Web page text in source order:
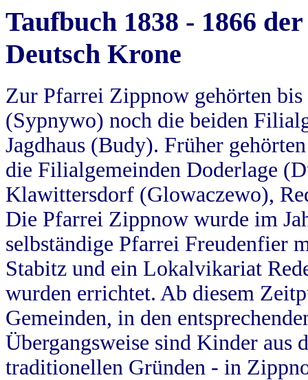
Taufbuch 1838 - 1866
Deutsch Krone
Zur Pfarrei Zippnow gehörten
(Sypnywo) noch die beiden
Jagdhaus (Budy). Früher
die Filialgemeinden Doderlage
Klawittersdorf (Glowaczewo),
Die Pfarrei Zippnow wurde im
selbständige Pfarrei Freudenfier
Stabitz und ein Lokalvikariat
wurden errichtet. Ab diesem
Gemeinden, in den
Übergangsweise sind Kinder aus
traditionellen Gründen - in